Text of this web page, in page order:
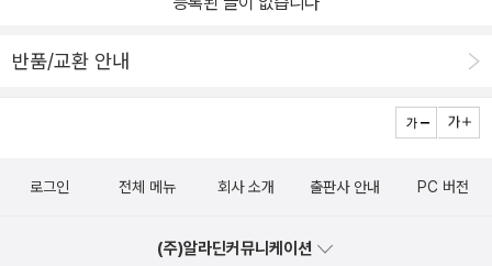
반품/교환 안내
로그인 전체 메뉴 회사 소개 출판사 안내 PC 버전
(주)알라딘커뮤니케이션